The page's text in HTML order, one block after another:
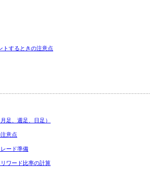
トするときの注意点
足、週足、日足）
意点
ード準備
ワード比率の計算